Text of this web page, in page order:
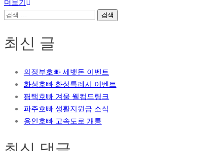
검
최신 글
의정부호빠 세뱃돈 이벤트
화성호빠 화성특례시 이벤트
평택호빠 겨울 웰컴드링크
파주호빠 생활지원금 소식
용인호빠 고속도로 개통